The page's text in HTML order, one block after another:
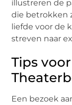
illustreren de
die betrokken
liefde voor de
streven naar
Tips
Een bezoek